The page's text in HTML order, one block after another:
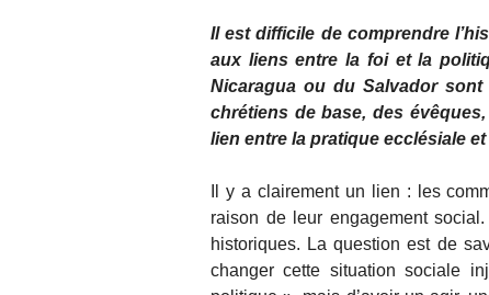
Il est difficile de comprendre
aux liens entre la foi et la
Nicaragua ou du Salvador
chrétiens de base, des
lien entre la pratique ecclésiale
Il y a clairement un lien : les
raison de leur engagement
historiques. La question est de
changer cette situation sociale